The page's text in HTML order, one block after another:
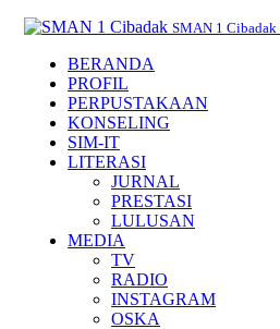
SMAN 1 Cibadak
BERANDA
PROFIL
PERPUSTAKAAN
KONSELING
SIM-IT
LITERASI
JURNAL
PRESTASI
LULUSAN
MEDIA
TV
RADIO
INSTAGRAM
OSKA